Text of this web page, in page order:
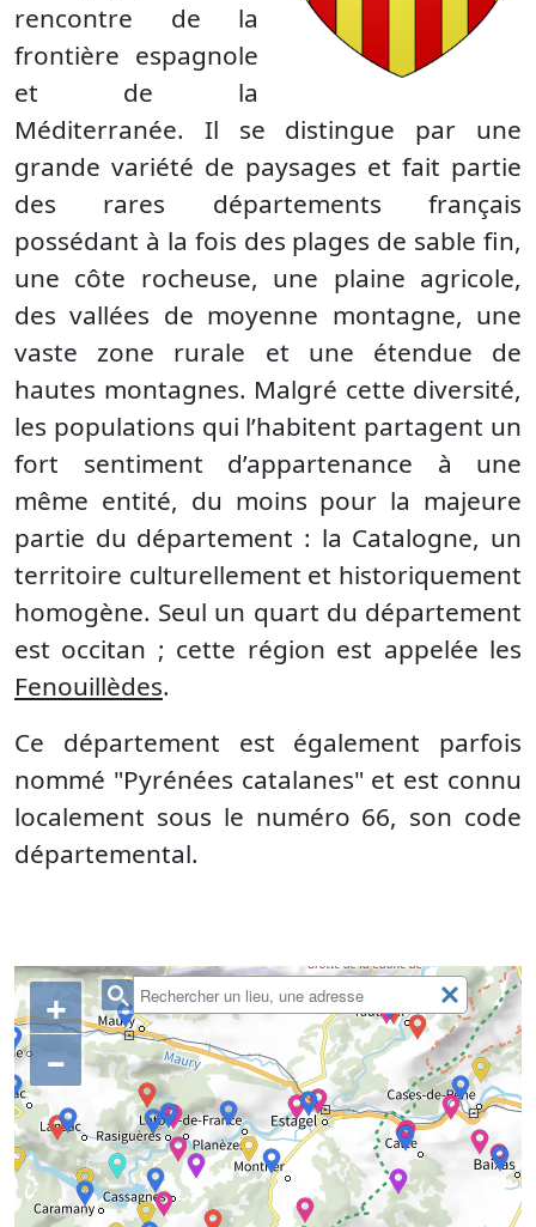
rencontre de la
frontière espagnole
et de la
Méditerranée. Il se distingue par une
grande variété de paysages et fait partie
des rares départements français
possédant à la fois des plages de sable fin,
une côte rocheuse, une plaine agricole,
des vallées de moyenne montagne, une
vaste zone rurale et une étendue de
hautes montagnes. Malgré cette diversité,
les populations qui l’habitent partagent un
fort sentiment d’appartenance à une
même entité, du moins pour la majeure
partie du département : la Catalogne, un
territoire culturellement et historiquement
homogène. Seul un quart du département
est occitan ; cette région est appelée les
Fenouillèdes.
Ce département est également parfois
nommé "Pyrénées catalanes" et est connu
localement sous le numéro 66, son code
départemental.
+
–